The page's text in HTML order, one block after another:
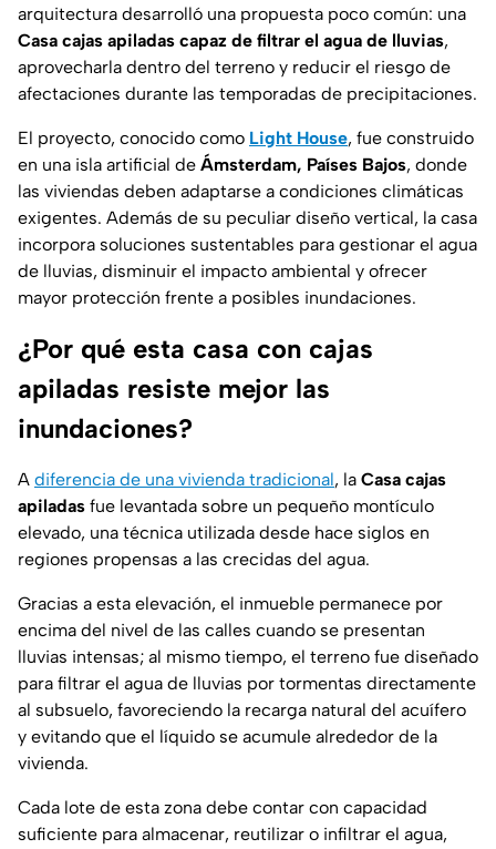
arquitectura desarrolló una propuesta poco común: una
Casa cajas apiladas capaz de filtrar el agua de lluvias,
aprovecharla dentro del terreno y reducir el riesgo de
afectaciones durante las temporadas de precipitaciones.
El proyecto, conocido como Light House, fue construido
en una isla artificial de Ámsterdam, Países Bajos, donde
las viviendas deben adaptarse a condiciones climáticas
exigentes. Además de su peculiar diseño vertical, la casa
incorpora soluciones sustentables para gestionar el agua
de lluvias, disminuir el impacto ambiental y ofrecer
mayor protección frente a posibles inundaciones.
¿Por qué esta casa con cajas
apiladas resiste mejor las
inundaciones?
A diferencia de una vivienda tradicional, la Casa cajas
apiladas fue levantada sobre un pequeño montículo
elevado, una técnica utilizada desde hace siglos en
regiones propensas a las crecidas del agua.
Gracias a esta elevación, el inmueble permanece por
encima del nivel de las calles cuando se presentan
lluvias intensas; al mismo tiempo, el terreno fue diseñado
para filtrar el agua de lluvias por tormentas directamente
al subsuelo, favoreciendo la recarga natural del acuífero
y evitando que el líquido se acumule alrededor de la
vivienda.
Cada lote de esta zona debe contar con capacidad
suficiente para almacenar, reutilizar o infiltrar el agua,